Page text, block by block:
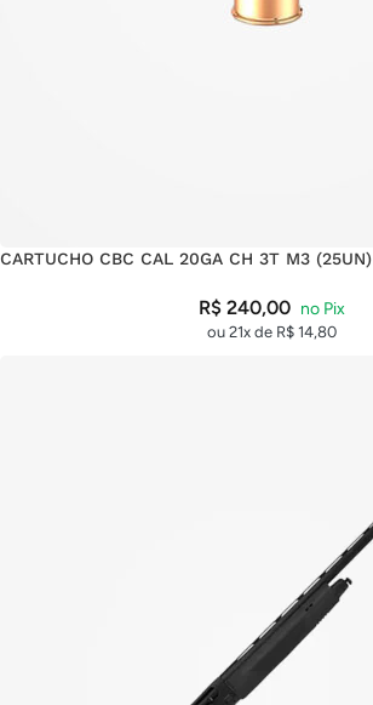
CARTUCHO CBC CAL 20GA CH 3T M3 (25UN)
R$240,00
ou 21x de R$ 14,80